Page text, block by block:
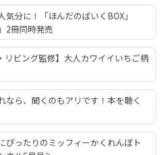
分に！「ほんだのばいくBOX」
2冊同時発売
リビング監修】大人カワイイいちご柄
なら、聞くのもアリです！本を聴く
ぴったりのミッフィーかくれんぼト